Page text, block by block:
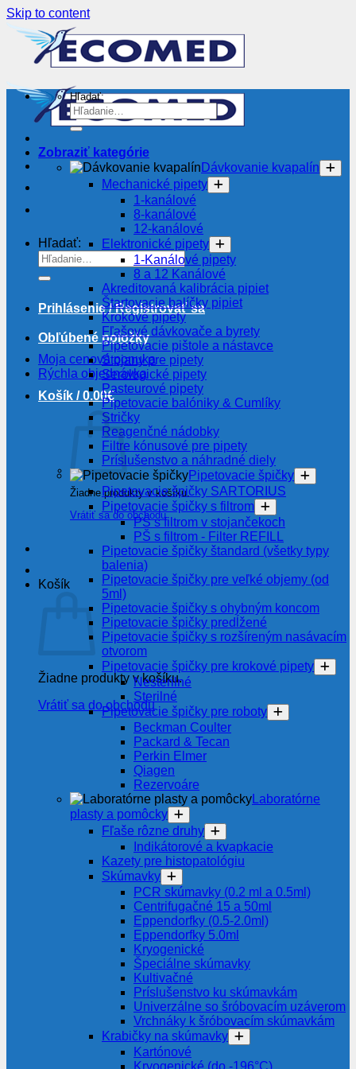
Skip to content
Hľadať:
Prihlásenie / Registrovať sa
Obľúbené položky
Moja cenová ponuka
Rýchla objednávka
Košík /0.00€
Žiadne produkty v košíku.
Vrátiť sa do obchodu
Košík
Žiadne produkty v košíku.
Vrátiť sa do obchodu
Hľadať:
Zobraziť kategórie
Dávkovanie kvapalín
Mechanické pipety
1-kanálové
8-kanálové
12-kanálové
Elektronické pipety
1-Kanálové pipety
8 a 12 Kanálové
Akreditovaná kalibrácia pipiet
Štartovacie balíčky pipiet
Krokové pipety
Fľašové dávkovače a byrety
Pipetovacie pištole a nástavce
Stojany pre pipety
Serologické pipety
Pasteurové pipety
Pipetovacie balóniky & Cumlíky
Stričky
Reagenčné nádobky
Filtre kónusové pre pipety
Príslušenstvo a náhradné diely
Pipetovacie špičky
Pipetovacie špičky SARTORIUS
Pipetovacie špičky s filtrom
PŠ s filtrom v stojančekoch
PŠ s filtrom - Filter REFILL
Pipetovacie špičky štandard (všetky typy
balenia)
Pipetovacie špičky pre veľké objemy (od
5ml)
Pipetovacie špičky s ohybným koncom
Pipetovacie špičky predĺžené
Pipetovacie špičky s rozšíreným nasávacím
otvorom
Pipetovacie špičky pre krokové pipety
Nesterilné
Sterilné
Pipetovacie špičky pre roboty
Beckman Coulter
Packard & Tecan
Perkin Elmer
Qiagen
Rezervoáre
Laboratórne
plasty a pomôcky
Fľaše rôzne druhy
Indikátorové a kvapkacie
Kazety pre histopatológiu
Skúmavky
PCR skúmavky (0.2 ml a 0.5ml)
Centrifugačné 15 a 50ml
Eppendorfky (0.5-2.0ml)
Eppendorfky 5.0ml
Kryogenické
Špeciálne skúmavky
Kultivačné
Príslušenstvo ku skúmavkám
Univerzálne so šróbovacím uzáverom
Vrchnáky k šróbovacím skúmavkám
Krabičky na skúmavky
Kartónové
Kryogenické (do -196°C)